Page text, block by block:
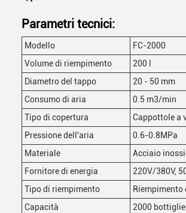
Parametri tecnici:
Modello
FC-2000
Volume di riempimento
200 l
Diametro del tappo
20 - 50 mm
Consumo di aria
0.5 m3/min
Tipo di copertura
Cappottole a
Pressione dell'aria
0.6-0.8MPa
Materiale
Acciaio
Fornitore di energia
220V/380V,
Tipo di riempimento
Riempimento
Capacità
2000